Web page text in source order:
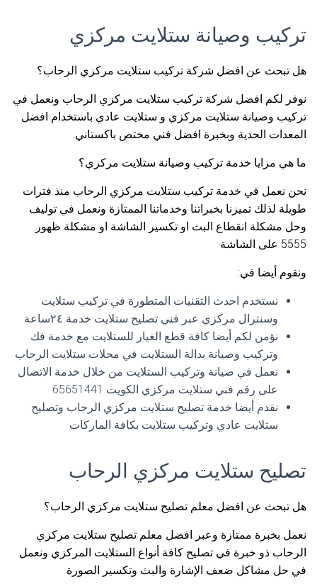
تركيب وصيانة ستلايت مركزي
هل تبحث عن افضل شركة تركيب ستلايت مركزي الرحاب؟
نوفر لكم افضل شركة تركيب ستلايت مركزي الرحاب ونعمل في
تركيب وصيانة ستلايت مركزي و ستلايت عادي باستخدام افضل
المعدات الحدية وبخبرة افضل فني مختص باكستاني.
ما هي مزايا خدمة تركيب وصيانة ستلايت مركزي؟
نحن نعمل في خدمة تركيب ستلايت مركزي الرحاب منذ فترات
طويلة لذلك تميزنا بخبراتنا وخدماتنا الممتازة ونعمل في توليف
وحل مشكلة انقطاع البث او تكسير الشاشة او مشكلة ظهور
5555 على الشاشة
ونقوم أيضا في:
نستخدم احدث التقنيات المتطورة في تركيب ستلايت
وسنترال مركزي عبر فني تصليح ستلايت خدمة ٢٤ساعة
نؤمن لكم أيضا كافة قطع الغيار للستلايت مع خدمة فك
وتركيب وصيانة بدالة الستلايت في محلات ستلايت الرحاب
نعمل في صيانة وتركيب الستلايت من خلال خدمة الاتصال
على رقم فني ستلايت مركزي الكويت 65651441
نقدم أيضا خدمة تصليح ستلايت مركزي الرحاب وتصليح
ستلايت عادي وتركيب ستلايت بكافة الماركات
تصليح ستلايت مركزي الرحاب
هل تبحث عن افضل معلم تصليح ستلايت مركزي الرحاب؟
نعمل بخبرة ممتازة وعبر افضل معلم تصليح ستلايت مركزي
الرحاب ذو خبرة في تصليح كافة أنواع الستلايت المركزي ونعمل
في حل مشاكل ضعف الإشارة والبث وتكسير الصورة